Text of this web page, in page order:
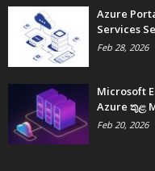
Azure
Services
Feb 28, 2026
Microsoft
Azure තුළ
Feb 20, 2026